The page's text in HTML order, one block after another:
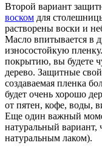
Второй вариант
воском для
растворены воски и
Масло впитывается в
износостойкую
покрытию, вы будете
дерево. Защитные
создаваемая пленка
будет очень хорошо
от пятен, кофе, воды,
Еще один важный
натуральный вариант,
натуральным лаком).